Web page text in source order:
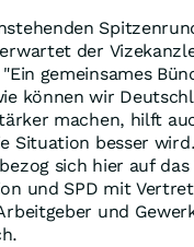
der
gemeinsames
können wir
machen, hilft
Situation besser
sich hier auf
und SPD mit
und